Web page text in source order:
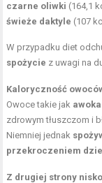
czarne oliwki (164,1
świeże daktyle (107
W przypadku diet
spożycie z uwagi na
Kaloryczność
Owoce takie jak
zdrowym tłuszczom i
Niemniej jednak
przekroczeniem
Z drugiej strony